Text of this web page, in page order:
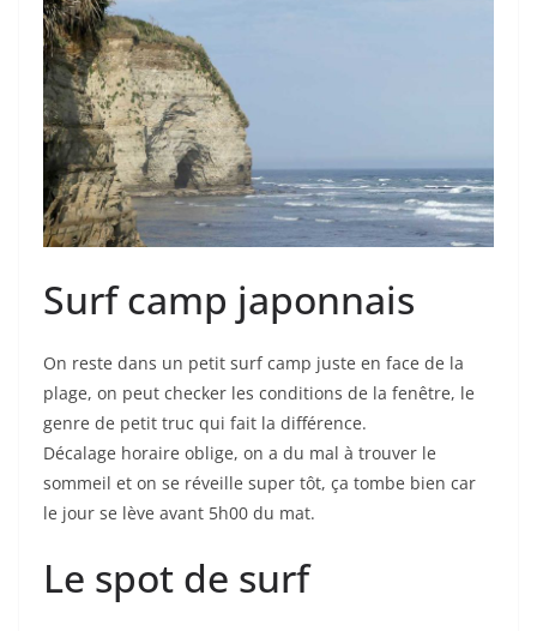
Surf camp japonnais
On reste dans un petit surf camp juste en face de la
plage, on peut checker les conditions de la fenêtre, le
genre de petit truc qui fait la différence.
Décalage horaire oblige, on a du mal à trouver le
sommeil et on se réveille super tôt, ça tombe bien car
le jour se lève avant 5h00 du mat.
Le spot de surf